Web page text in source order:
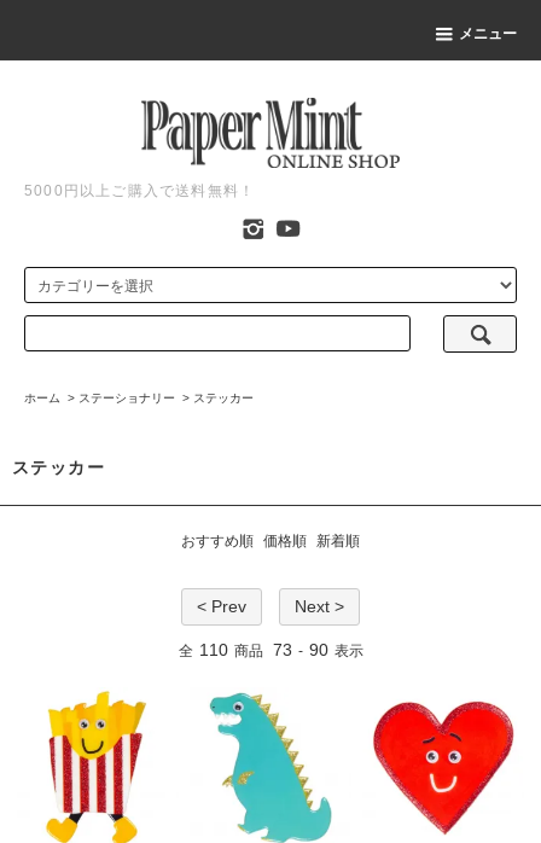
メニュー
5000円以上ご購入で送料無料！
ホーム > ステーショナリー > ステッカー
ステッカー
おすすめ順 価格順 新着順
< Prev Next >
全 110 商品 73 - 90 表示